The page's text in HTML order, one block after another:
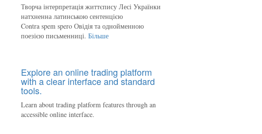
Творча інтерпретація життєпису Лесі Українки
натхненна латинською сентенцією
Contra spem spero Овідія та однойменною
поезією письменниці. Більше
Explore an online trading platform
with a clear interface and standard
tools.
Learn about trading platform features through an
accessible online interface.